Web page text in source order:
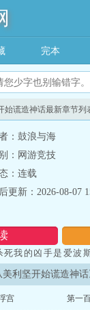
完本
始谎造神话最新章节列
：鼓浪与海
：网游竞技
：连载
更新：2026-08-07
我的凶手是爱波
坚，醒来正赶上
哀悼，现在立刻赶
就可以收割愿力，
美利坚开始谎造神
宫 第一